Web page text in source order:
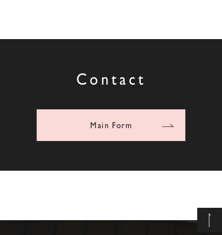
Contact
Main Form